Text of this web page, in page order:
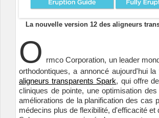
La nouvelle version 12 des aligneurs
O rmco Corporation, un leader
orthodontiques, a annoncé aujourd'hui la
aligneurs transparents Spark, qui offre
cliniques de pointe, une optimisation
améliorations de la planification des cas
médecins plus de flexibilité, d'efficacité et